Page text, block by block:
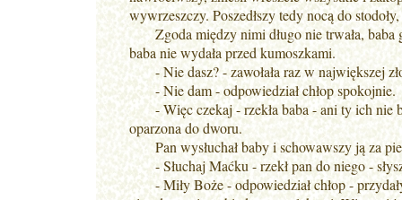
wywrzeszczy. Poszedłszy tedy nocą do
Zgoda między nimi długo nie trwała, baba
baba nie wydała przed kumoszkami.
- Nie dasz? - zawołała raz w największej
- Nie dam - odpowiedział chłop spokojnie.
- Więc czekaj - rzekła baba - ani ty ich nie
oparzona do dworu.
Pan wysłuchał baby i schowawszy ją za
- Słuchaj Maćku - rzekł pan do niego -
- Miły Boże - odpowiedział chłop -